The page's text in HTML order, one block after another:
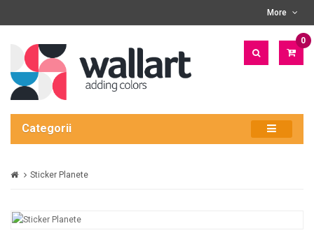
More
0
Categorii
Sticker Planete